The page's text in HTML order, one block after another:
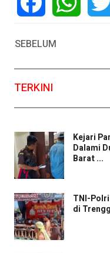
SEBELUM
TERKINI
Kejari
Dalami
Barat ...
TNI-
di